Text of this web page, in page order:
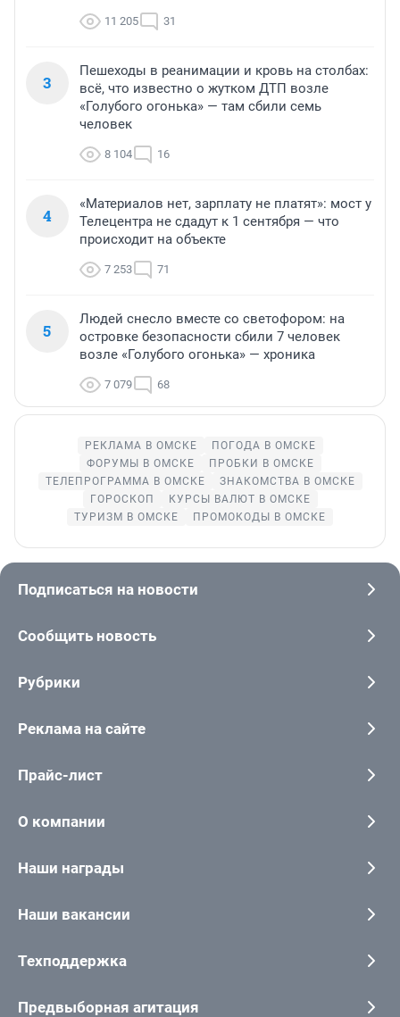
11 205 31
3
Пешеходы в реанимации и кровь на столбах:
всё, что известно о жутком ДТП возле
«Голубого огонька» — там сбили семь
человек
8 104 16
4
«Материалов нет, зарплату не платят»: мост у
Телецентра не сдадут к 1 сентября — что
происходит на объекте
7 253 71
5
Людей снесло вместе со светофором: на
островке безопасности сбили 7 человек
возле «Голубого огонька» — хроника
7 079 68
РЕКЛАМА В ОМСКЕ
ПОГОДА В ОМСКЕ
ФОРУМЫ В ОМСКЕ
ПРОБКИ В ОМСКЕ
ТЕЛЕПРОГРАММА В ОМСКЕ
ЗНАКОМСТВА В ОМСКЕ
ГОРОСКОП
КУРСЫ ВАЛЮТ В ОМСКЕ
ТУРИЗМ В ОМСКЕ
ПРОМОКОДЫ В ОМСКЕ
Подписаться на новости
Сообщить новость
Рубрики
Реклама на сайте
Прайс-лист
О компании
Наши награды
Наши вакансии
Техподдержка
Предвыборная агитация